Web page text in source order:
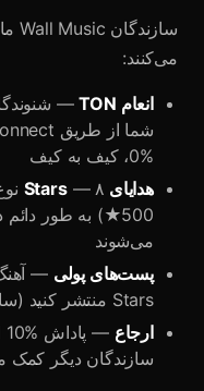
می‌کنند:
انعام TON
0%، کیف به کیف
هدایای Stars
500★) به طور
می‌شوند
پست‌های پولی
Stars منتشر کنید (سازندگان Premium / Ultra)
ارجاع
سازندگان دیگر کمک